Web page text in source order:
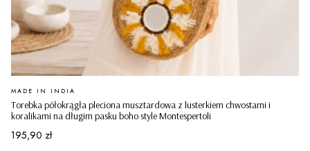
Torebka półokrągła pleciona musztardowa z lusterkiem chwostami i
koralikami na długim pasku boho style Montespertoli
PRODUCENT
MADE IN INDIA
Cena
195,90 zł